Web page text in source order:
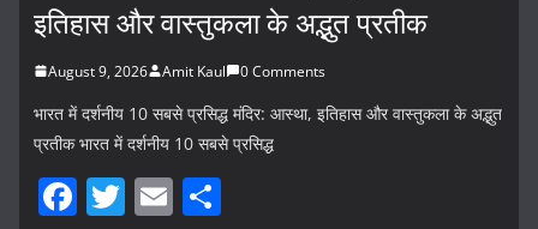
इतिहास और वास्तुकला के अद्भुत प्रतीक
August 9, 2026 Amit Kaul 0 Comments
भारत में दर्शनीय 10 सबसे प्रसिद्ध मंदिर: आस्था, इतिहास और वास्तुकला के अद्भुत
प्रतीक भारत में दर्शनीय 10 सबसे प्रसिद्ध
F T E